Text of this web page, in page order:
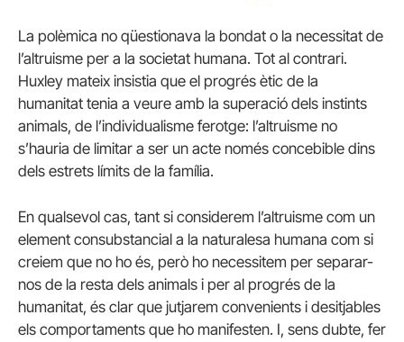
La polèmica no qüestionava la bondat o la necessitat de
l’altruisme per a la societat humana. Tot al contrari.
Huxley mateix insistia que el progrés ètic de la
humanitat tenia a veure amb la superació dels instints
animals, de l’individualisme ferotge: l’altruisme no
s’hauria de limitar a ser un acte només concebible dins
dels estrets límits de la família.
En qualsevol cas, tant si considerem l’altruisme com un
element consubstancial a la naturalesa humana com si
creiem que no ho és, però ho necessitem per separar-
nos de la resta dels animals i per al progrés de la
humanitat, és clar que jutjarem convenients i desitjables
els comportaments que ho manifesten. I, sens dubte, fer